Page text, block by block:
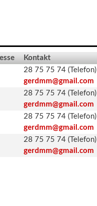
Kontakt
28 75 75 74 (Telefon)
gerdmm@gmail.com
28 75 75 74 (Telefon)
gerdmm@gmail.com
28 75 75 74 (Telefon)
gerdmm@gmail.com
28 75 75 74 (Telefon)
gerdmm@gmail.com